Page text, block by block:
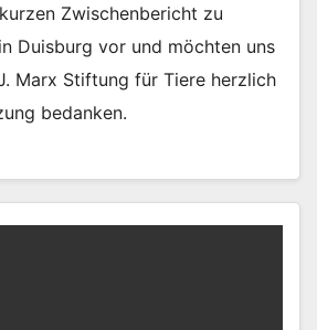
Zwischenbericht zu
Duisburg vor und möchten uns
Marx Stiftung für Tiere herzlich
bedanken.